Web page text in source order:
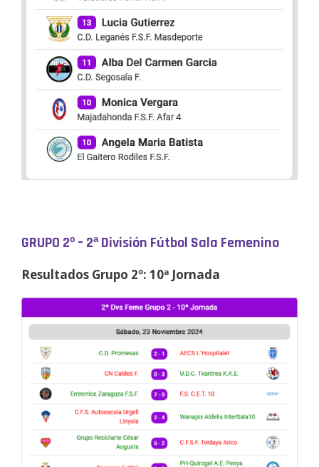
GRUPO 2º – 2ª División Fútbol Sala Femenino
Resultados Grupo 2º: 10ª Jornada